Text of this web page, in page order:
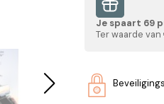
Je spaart 69
Ter waarde van